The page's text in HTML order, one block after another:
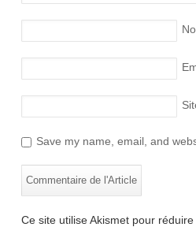
Save my name, email, and
Ce site utilise Akismet pour réduire